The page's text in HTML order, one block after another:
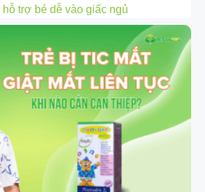
hỗ trợ bé dễ vào giấc ngủ